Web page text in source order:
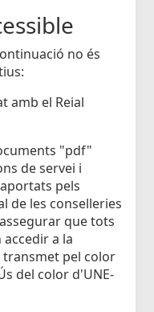
no és
amb el Reial
"pdf"
de servei i
pels
de les conselleries
que tots
a la
pel color
del color d'UNE-